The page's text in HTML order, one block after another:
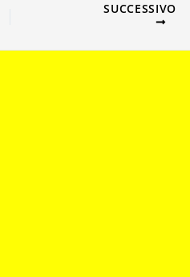
SUCCESSIVO